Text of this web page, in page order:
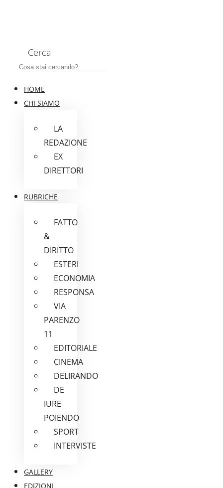
Cerca
HOME
CHI SIAMO
LA
REDAZIONE
EX
DIRETTORI
RUBRICHE
FATTO
&
DIRITTO
ESTERI
ECONOMIA
RESPONSA
VIA
PARENZO
11
EDITORIALE
CINEMA
DELIRANDO
DE
IURE
POIENDO
SPORT
INTERVISTE
GALLERY
EDIZIONI